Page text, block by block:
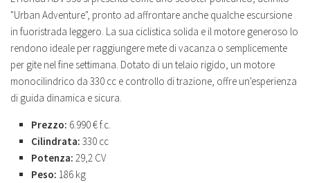
"Urban Adventure", pronto ad affrontare anche qualche escursione
in fuoristrada leggero. La sua ciclistica solida e il motore generoso lo
rendono ideale per raggiungere mete di vacanza o semplicemente
per gite nel fine settimana. Dotato di un telaio rigido, un motore
monocilindrico da 330 cc e controllo di trazione, offre un'esperienza
di guida dinamica e sicura.
Prezzo: 6.990 € f.c.
Cilindrata: 330 cc
Potenza: 29,2 CV
Peso: 186 kg